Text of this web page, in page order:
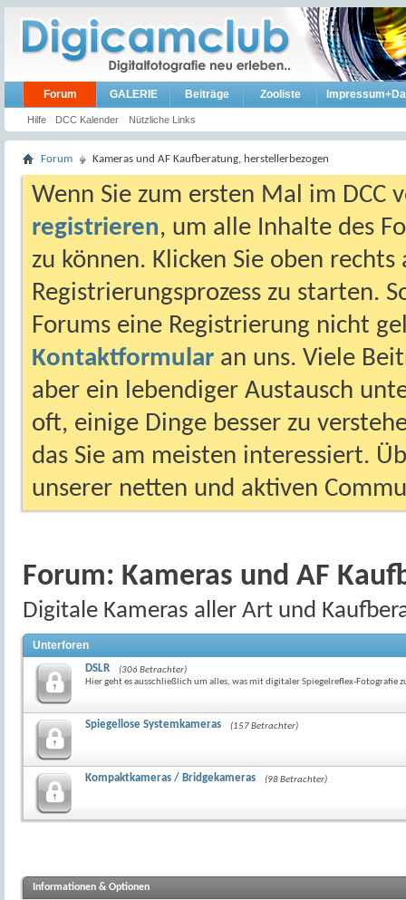
Forum
Hilfe DCC Kalender Nützliche Links
GALERIE Beiträge Zooliste
Forum Kameras und AF Kaufberatung, herstellerbezogen
Wenn Sie zum ersten Mal im DCC
registrieren, um alle Inhalte des
zu können. Klicken Sie oben
Registrierungsprozess zu starten.
Forums eine Registrierung nicht
Kontaktformular an uns. Viele
aber ein lebendiger Austausch
oft, einige Dinge besser zu
das Sie am meisten interessiert.
unserer netten und aktiven
Forum: Kameras und AF
Digitale Kameras aller Art und
Unterforen
DSLR
(306 Betrachter)
Hier geht es ausschließlich um alles, was mit digitaler Spiegelreflex-Fotografie
Spiegellose Systemkameras (157 Betrachter)
Kompaktkameras / Bridgekameras (98 Betrachter)
Informationen & Optionen